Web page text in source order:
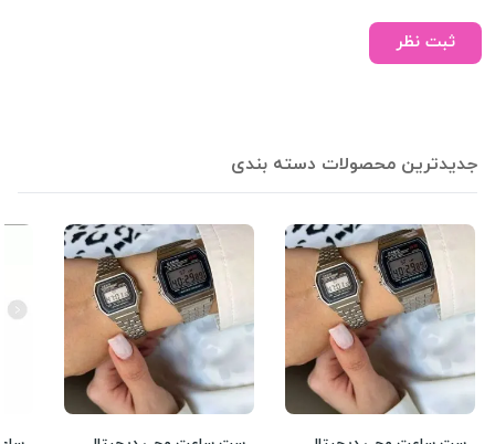
ثبت نظر
جدیدترین محصولات دسته بندی